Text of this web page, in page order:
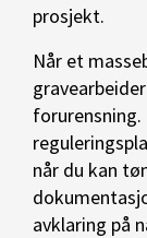
prosjekt.
Når et
når du kan
avklaring på